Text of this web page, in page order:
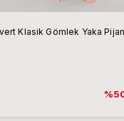
Klasik Gömlek Yaka